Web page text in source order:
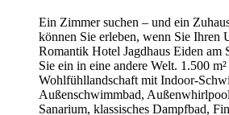
Ein Zimmer suchen – und ein
können Sie erleben, wenn Sie Ihren
Romantik Hotel Jagdhaus Eiden am
Sie ein in eine andere Welt. 1.500 m²
Wohlfühllandschaft mit Indoor-
Außenschwimmbad,
Sanarium, klassisches Dampfbad,